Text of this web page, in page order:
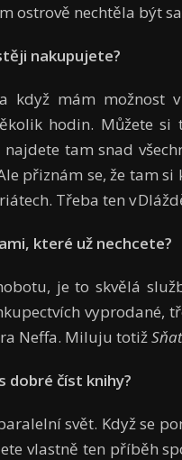
ostrově nechtěla být
nakupujete?
když mám možnost
hodin. Můžete
tam snad
přiznám se, že tam
Třeba ten v
které už nechcete?
je to skvělá
vyprodané,
Neffa. Miluju totiž
dobré číst knihy?
svět. Když se
vlastně ten příběh